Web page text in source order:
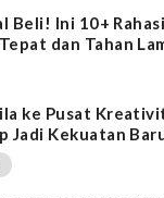
Beli! Ini 10+
dan Tahan
ke Pusat
Jadi Kekuatan